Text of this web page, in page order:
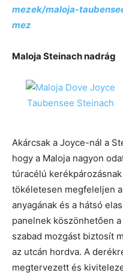
mezek/maloja-
mez
Maloja Steinach nadrág
Akárcsak a Joyce-nál a
hogy a Maloja nagyon
túracélú
tökéletesen megfeleljen
anyagának és a hátsó
panelnek köszönhetően
szabad mozgást biztosít
az utcán hordva. A
megtervezett és